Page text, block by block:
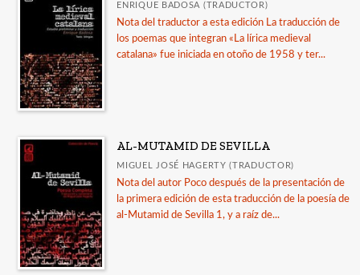
ENRIQUE BADOSA (TRADUCTOR)
Nota del traductor a esta edición La traducción de
los poemas que integran «La lírica medieval
catalana» fue iniciada en otoño de 1958 y ter...
AL-MUTAMID DE SEVILLA
MIGUEL JOSÉ HAGERTY (TRADUCTOR)
Nota del autor Poco después de la presentación de
la primera edición de esta traducción de la poesía de
al-Mutamid de Sevilla 1, y a raíz de...